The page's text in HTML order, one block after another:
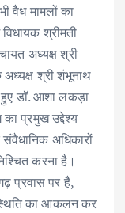
वैध मामलों का
श्रीमती
अध्यक्ष श्री
श्री शंभूनाथ
डॉ. आशा लकड़ा
प्रमुख उद्देश्य
अधिकारों
करना है।
प्रवास पर है,
का आकलन कर